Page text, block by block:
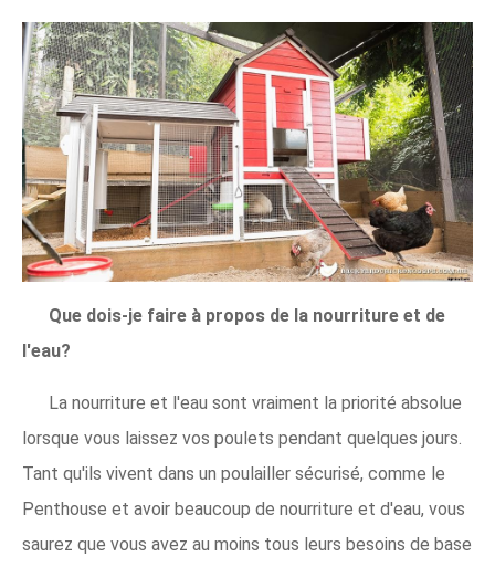
Que dois-je faire à propos de la nourriture et de
l'eau?
La nourriture et l'eau sont vraiment la priorité absolue
lorsque vous laissez vos poulets pendant quelques jours.
Tant qu'ils vivent dans un poulailler sécurisé, comme le
Penthouse et avoir beaucoup de nourriture et d'eau, vous
saurez que vous avez au moins tous leurs besoins de base